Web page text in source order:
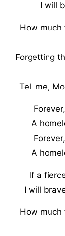
I will
How much
Forgetting
Tell me,
A
A
If a
I will
How much